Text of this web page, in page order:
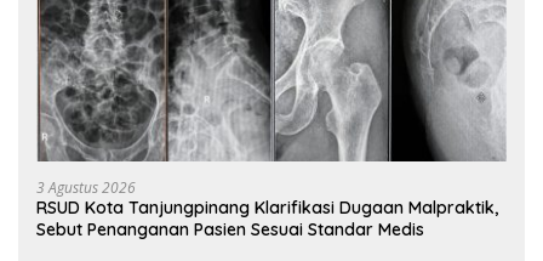
3 Agustus 2026
RSUD Kota Tanjungpinang Klarifikasi Dugaan Malpraktik,
Sebut Penanganan Pasien Sesuai Standar Medis